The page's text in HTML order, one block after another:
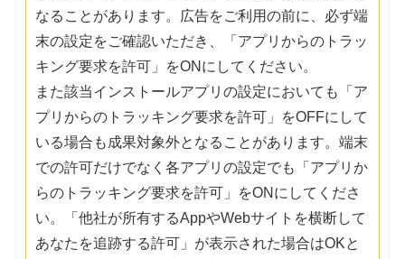
なることがあります。広告をご利用の前に、必ず端
末の設定をご確認いただき、「アプリからのトラッ
キング要求を許可」をONにしてください。
また該当インストールアプリの設定においても「ア
プリからのトラッキング要求を許可」をOFFにして
いる場合も成果対象外となることがあります。端末
での許可だけでなく各アプリの設定でも「アプリか
らのトラッキング要求を許可」をONにしてくださ
い。「他社が所有するAppやWebサイトを横断して
あなたを追跡する許可」が表示された場合はOKと